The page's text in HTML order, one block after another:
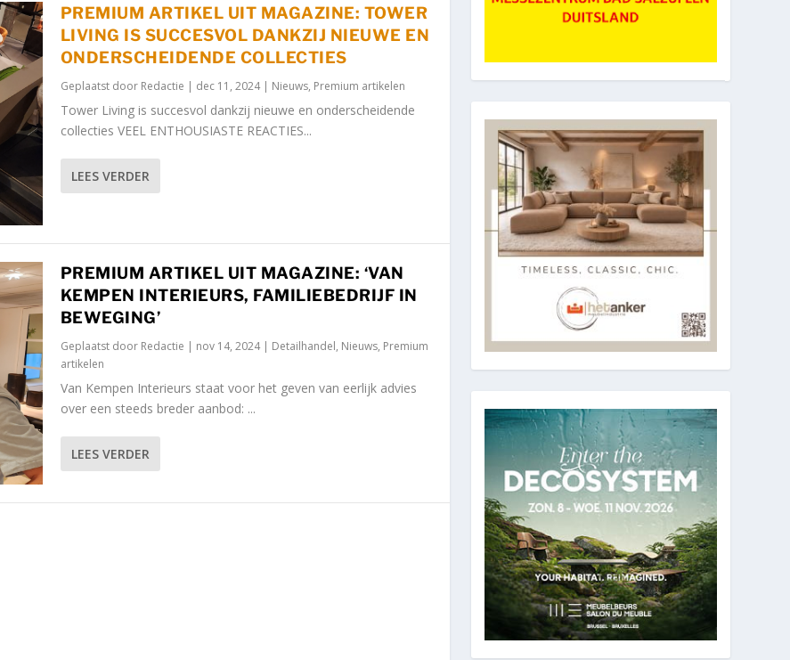
PREMIUM ARTIKEL UIT MAGAZINE: TOWER
LIVING IS SUCCESVOL DANKZIJ NIEUWE EN
ONDERSCHEIDENDE COLLECTIES
Geplaatst door Redactie dec 11, 2024| Nieuws, Premium artikelen
Tower Living is succesvol dankzij nieuwe en onderscheidende
collecties VEEL ENTHOUSIASTE REACTIES...
LEES VERDER
PREMIUM ARTIKEL UIT MAGAZINE: ‘VAN
KEMPEN INTERIEURS, FAMILIEBEDRIJF IN
BEWEGING’
Geplaatst door Redactie | nov 14, 2024| Detailhandel, Nieuws, Premium
artikelen
Van Kempen Interieurs staat voor het geven van eerlijk advies
over een steeds breder aanbod: ...
LEES VERDER